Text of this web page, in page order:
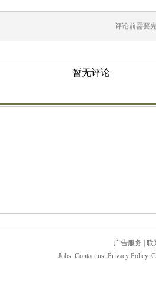
评论前需要
暂无评论
广告服务
联
Jobs. Contact us. Privacy Policy.